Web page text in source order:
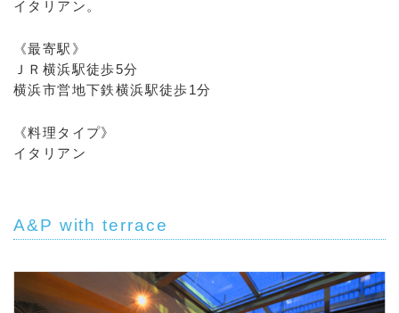
イタリアン。
《最寄駅》
ＪＲ横浜駅徒歩5分
横浜市営地下鉄横浜駅徒歩1分
《料理タイプ》
イタリアン
A&P with terrace